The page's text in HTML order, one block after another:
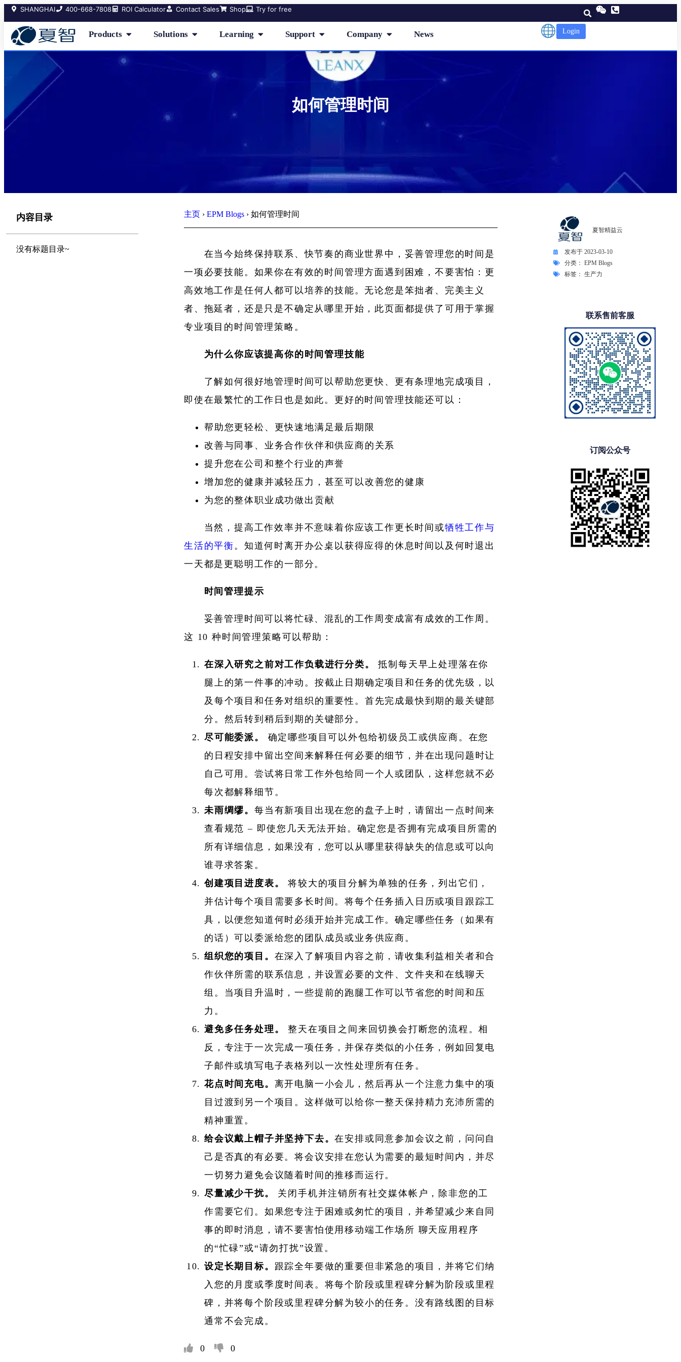
SHANGHAI 400-668-7808 ROI Calculator Contact Sales Shop Try for free
Products Solutions Learning Support Company News Login
如何管理时间
内容目录
没有标题目录~
主页 › EPM Blogs ›如何管理时间
在当今始终保持联系、快节奏的商业世界中，妥善管理您的时间是
一项必要技能。如果你在有效的时间管理方面遇到困难，不要害怕：更
高效地工作是任何人都可以培养的技能。无论您是笨拙者、完美主义
者、拖延者，还是只是不确定从哪里开始，此页面都提供了可用于掌握
专业项目的时间管理策略。
为什么你应该提高你的时间管理技能
了解如何很好地管理时间可以帮助您更快、更有条理地完成项目，
即使在最繁忙的工作日也是如此。更好的时间管理技能还可以：
帮助您更轻松、更快速地满足最后期限
改善与同事、业务合作伙伴和供应商的关系
提升您在公司和整个行业的声誉
增加您的健康并减轻压力，甚至可以改善您的健康
为您的整体职业成功做出贡献
当然，提高工作效率并不意味着你应该工作更长时间或牺牲工作与
生活的平衡。知道何时离开办公桌以获得应得的休息时间以及何时退出
一天都是更聪明工作的一部分。
时间管理提示
妥善管理时间可以将忙碌、混乱的工作周变成富有成效的工作周。
这 10 种时间管理策略可以帮助：
在深入研究之前对工作负载进行分类。抵制每天早上处理落在你
腿上的第一件事的冲动。按截止日期确定项目和任务的优先级，以
及每个项目和任务对组织的重要性。首先完成最快到期的最关键部
分。然后转到稍后到期的关键部分。
尽可能委派。 确定哪些项目可以外包给初级员工或供应商。在您
的日程安排中留出空间来解释任何必要的细节，并在出现问题时让
自己可用。尝试将日常工作外包给同一个人或团队，这样您就不必
每次都解释细节。
未雨绸缪。 每当有新项目出现在您的盘子上时，请留出一点时间来
查看规范 – 即使您几天无法开始。确定您是否拥有完成项目所需的
所有详细信息，如果没有，您可以从哪里获得缺失的信息或可以向
谁寻求答案。
创建项目进度表。将较大的项目分解为单独的任务，列出它们，
并估计每个项目需要多长时间。将每个任务插入日历或项目跟踪工
具，以便您知道何时必须开始并完成工作。确定哪些任务（如果有
的话）可以委派给您的团队成员或业务供应商。
组织您的项目。 在深入了解项目内容之前，请收集利益相关者和合
作伙伴所需的联系信息，并设置必要的文件、文件夹和在线聊天
组。当项目升温时，一些提前的跑腿工作可以节省您的时间和压
力。
避免多任务处理。整天在项目之间来回切换会打断您的流程。相
反，专注于一次完成一项任务，并保存类似的小任务，例如回复电
子邮件或填写电子表格列以一次性处理所有任务。
花点时间充电。 离开电脑一小会儿，然后再从一个注意力集中的项
目过渡到另一个项目。这样做可以给你一整天保持精力充沛所需的
精神重置。
给会议戴上帽子并坚持下去。在安排或同意参加会议之前，问问自
己是否真的有必要。将会议安排在您认为需要的最短时间内，并尽
一切努力避免会议随着时间的推移而运行。
尽量减少干扰。 关闭手机并注销所有社交媒体帐户，除非您的工
作需要它们。如果您专注于困难或匆忙的项目，并希望减少来自同
事的即时消息，请不要害怕使用移动端工作场所 聊天应用程序
的“忙碌”或“请勿打扰”设置。
设定长期目标。 跟踪全年要做的重要但非紧急的项目，并将它们纳
入您的月度或季度时间表。将每个阶段或里程碑分解为阶段或里程
碑，并将每个阶段或里程碑分解为较小的任务。没有路线图的目标
通常不会完成。
0 0
夏智精益云
发布于 2023-03-10
分类： EPM Blogs
标签： 生产力
联系售前客服
订阅公众号